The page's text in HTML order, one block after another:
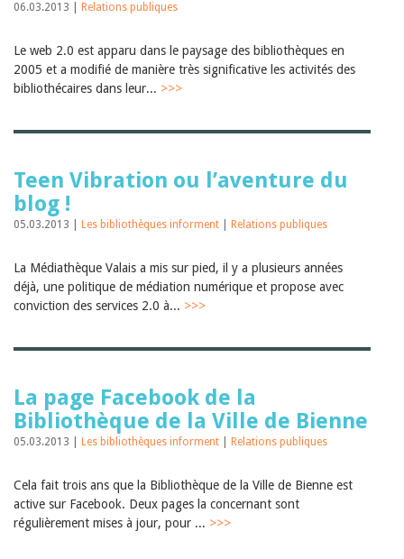
06.03.2013 | Relations publiques
Le web 2.0 est apparu dans le paysage des bibliothèques en
2005 et a modifié de manière très significative les activités des
bibliothécaires dans leur... >>>
Teen Vibration ou l’aventure du
blog !
05.03.2013 | Les bibliothèques informent Relations publiques
La Médiathèque Valais a mis sur pied, il y a plusieurs années
déjà, une politique de médiation numérique et propose avec
conviction des services 2.0 à... >>>
La page Facebook de la
Bibliothèque de la Ville de Bienne
05.03.2013 | Les bibliothèques informent Relations publiques
Cela fait trois ans que la Bibliothèque de la Ville de Bienne est
active sur Facebook. Deux pages la concernant sont
régulièrement mises à jour, pour ... >>>